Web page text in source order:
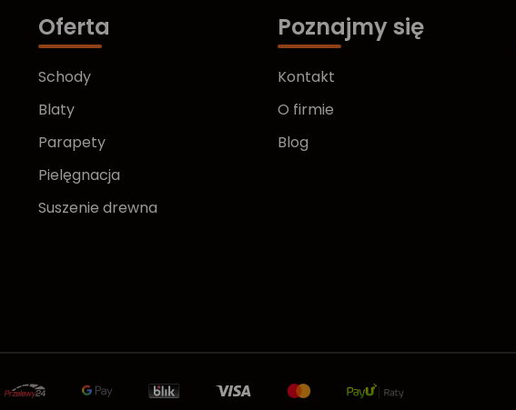
Oferta
Schody
Blaty
Parapety
Pielęgnacja
Suszenie drewna
Poznajmy się
Kontakt
O firmie
Blog